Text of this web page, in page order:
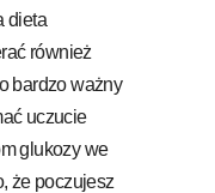
dieta
również
bardzo ważny
uczucie
glukozy we
że poczujesz